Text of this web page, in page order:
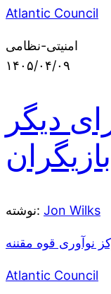
Atlantic Council
امنیتی-نظامی
۱۴۰۵/۰۴/۰۹
دیگر
بازیگران
نوشته: Jon Wilks
نوآوری قوه مقننه
Atlantic Council